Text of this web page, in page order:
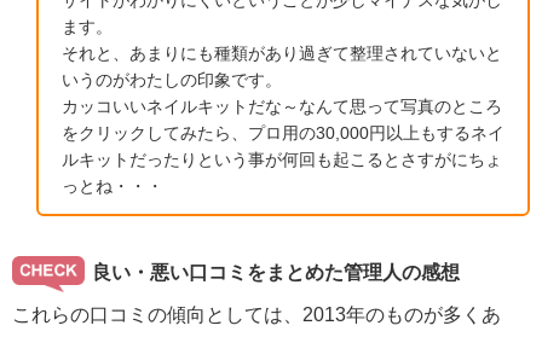
ます。
それと、あまりにも種類があり過ぎて整理されていないと
いうのがわたしの印象です。
カッコいいネイルキットだな～なんて思って写真のところ
をクリックしてみたら、プロ用の30,000円以上もするネイ
ルキットだったりという事が何回も起こるとさすがにちょ
っとね・・・
良い・悪い口コミをまとめた管理人の感想
これらの口コミの傾向としては、2013年のものが多くあ